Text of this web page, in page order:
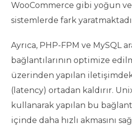
WooCommerce gibi yoğun
sistemlerde fark
Ayrıca, PHP-FPM ve MySQL
bağlantılarının optimize
üzerinden yapılan
(latency) ortadan kaldırır.
kullanarak yapılan bu
içinde daha hızlı akmasını